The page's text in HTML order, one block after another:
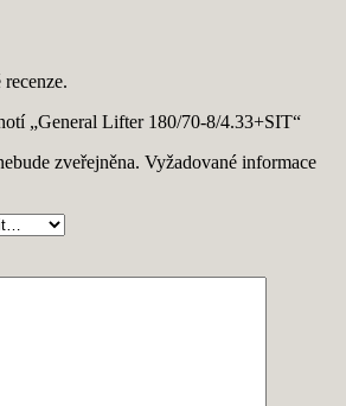
„General Lifter 180/70-8/4.33+SIT“
zveřejněna. Vyžadované informace